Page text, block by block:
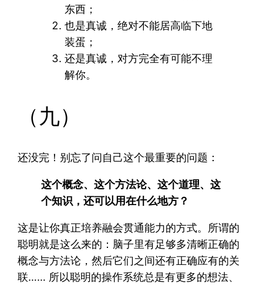
东西；
也是真诚，绝对不能居高临下地
装蛋；
还是真诚，对方完全有可能不理
解你。
（九）
还没完！别忘了问自己这个最重要的问题：
这个概念、这个方法论、这个道理、这
个知识，还可以用在什么地方？
这是让你真正培养融会贯通能力的方式。所谓的
聪明就是这么来的：脑子里有足够多清晰正确的
概念与方法论，然后它们之间还有正确应有的关
联…… 所以聪明的操作系统总是有更多的想法、